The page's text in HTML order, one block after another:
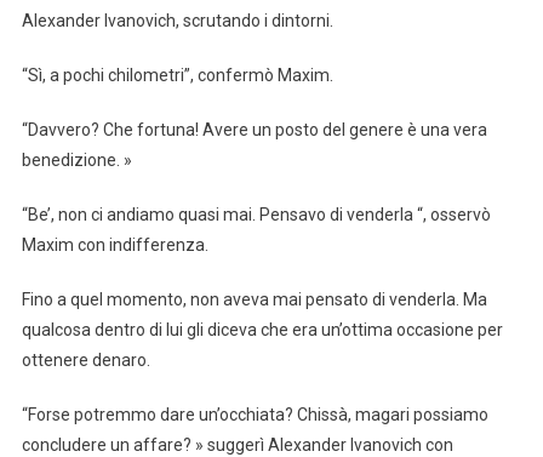
Alexander Ivanovich, scrutando i dintorni.
“Sì, a pochi chilometri”, confermò Maxim.
“Davvero? Che fortuna! Avere un posto del genere è una vera
benedizione. »
“Be’, non ci andiamo quasi mai. Pensavo di venderla “, osservò
Maxim con indifferenza.
Fino a quel momento, non aveva mai pensato di venderla. Ma
qualcosa dentro di lui gli diceva che era un’ottima occasione per
ottenere denaro.
“Forse potremmo dare un’occhiata? Chissà, magari possiamo
concludere un affare? » suggerì Alexander Ivanovich con